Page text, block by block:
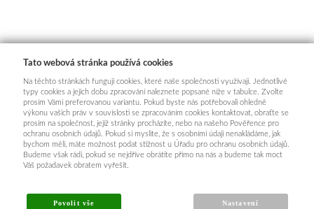
Tato webová stránka používá cookies
Na těchto stránkách fungují cookies, které naše společnosti využívají. Jednotlivé
typy cookies a jejich dobu zpracování naleznete popsané níže v tabulce. Zvolte
prosím Vámi preferovanou variantu. Pokud byste nás potřebovali ohledně
výkonu vašich práv v souvislosti se zpracováním cookies kontaktovat, obraťte se
prosím na společnost, jejíž stránky procházíte, nebo na našeho Pověřence pro
ochranu osobních údajů. Pokud si myslíte, že s osobními údaji nenakládáme, jak
bychom měli, máte možnost podat stížnost u Úřadu pro ochranu osobních údajů.
Budeme však rádi, pokud se nejdříve obrátíte přímo na nás a budeme tak moct
Váš požadavek obratem vyřešit.
Povolit vše Nastavení